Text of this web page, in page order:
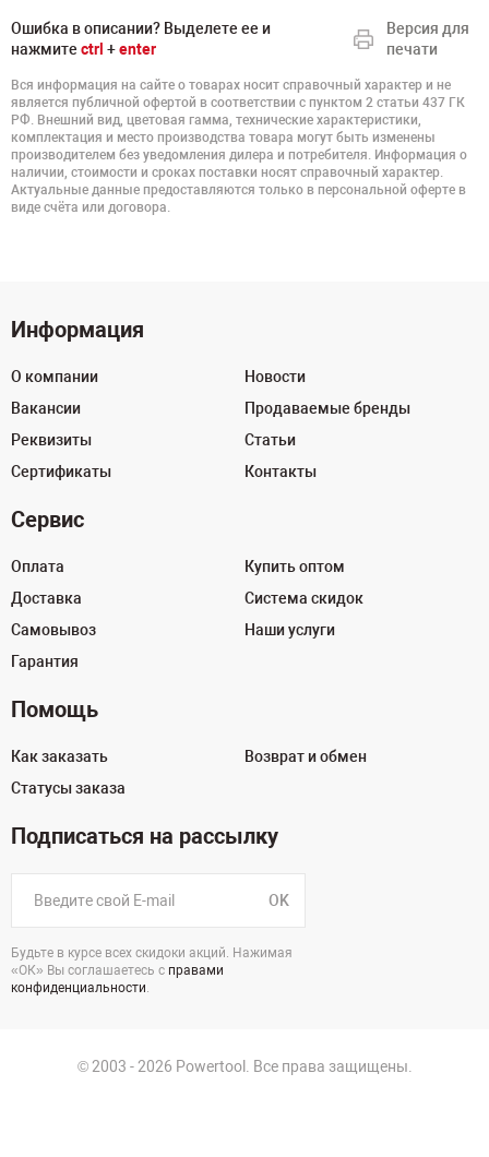
Ошибка в описании? Выделете ее и
нажмите ctrl +enter
Версия для
печати
Вся информация на сайте о товарах носит справочный характер и не
является публичной офертой в соответствии с пунктом 2 статьи 437 ГК
РФ. Внешний вид, цветовая гамма, технические характеристики,
комплектация и место производства товара могут быть изменены
производителем без уведомления дилера и потребителя. Информация о
наличии, стоимости и сроках поставки носят справочный характер.
Актуальные данные предоставляются только в персональной оферте в
виде счёта или договора.
Информация
О компании
Вакансии
Реквизиты
Сертификаты
Новости
Продаваемые бренды
Статьи
Контакты
Сервис
Оплата
Доставка
Самовывоз
Гарантия
Купить оптом
Система скидок
Наши услуги
Помощь
Как заказать
Статусы заказа
Возврат и обмен
Подписаться на рассылку
OK
Будьте в курсе всех скидоки акций. Нажимая
«ОК» Вы соглашаетесь с правами
конфиденциальности.
© 2003 - 2026 Powertool. Все права защищены.